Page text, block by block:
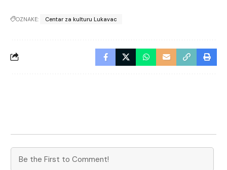
OZNAKE: Centar za kulturu Lukavac